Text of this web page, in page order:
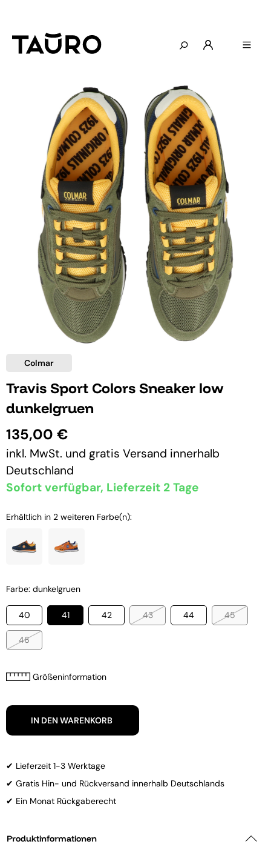
Colmar
Travis Sport Colors Sneaker low
dunkelgruen
135,00 €
inkl. MwSt. und gratis Versand innerhalb
Deutschland
Sofort verfügbar, Lieferzeit 2 Tage
Erhältlich in 2 weiteren Farbe(n):
Farbe: dunkelgruen
40 41 42 43 44 45
46
Größeninformation
IN DEN WARENKORB
✔ Lieferzeit 1-3 Werktage
✔ Gratis Hin- und Rückversand innerhalb Deutschlands
✔ Ein Monat Rückgaberecht
Produktinformationen